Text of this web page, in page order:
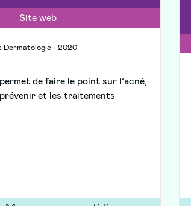
Site web
Dermatologie - 2020
de faire le point sur l’acné,
prévenir et les traitements